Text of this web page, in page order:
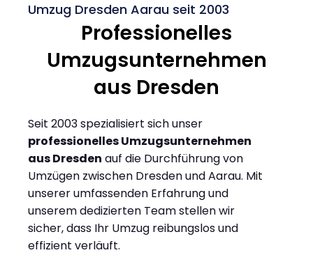
Umzug Dresden Aarau seit 2003
Professionelles
Umzugsunternehmen
aus Dresden
Seit 2003 spezialisiert sich unser
professionelles Umzugsunternehmen
aus Dresden auf die Durchführung von
Umzügen zwischen Dresden und Aarau. Mit
unserer umfassenden Erfahrung und
unserem dedizierten Team stellen wir
sicher, dass Ihr Umzug reibungslos und
effizient verläuft.